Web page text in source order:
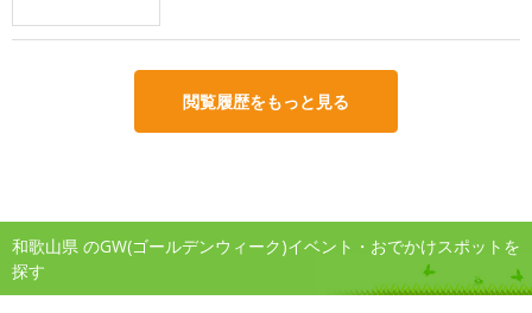
閲覧履歴をもっと見る
和歌山県 のGW(ゴールデンウィーク)イベント・おでかけスポットを
探す